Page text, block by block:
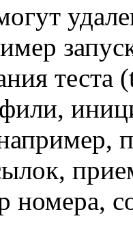
теста
номера,